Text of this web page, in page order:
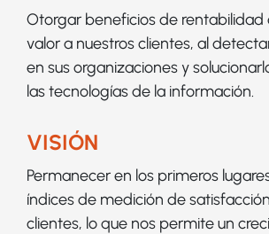
Otorgar beneficios de
valor a nuestros clientes, al
en sus organizaciones y
las tecnologías de la información.
VISIÓN
Permanecer en los primeros
índices de medición de
clientes, lo que nos permite un